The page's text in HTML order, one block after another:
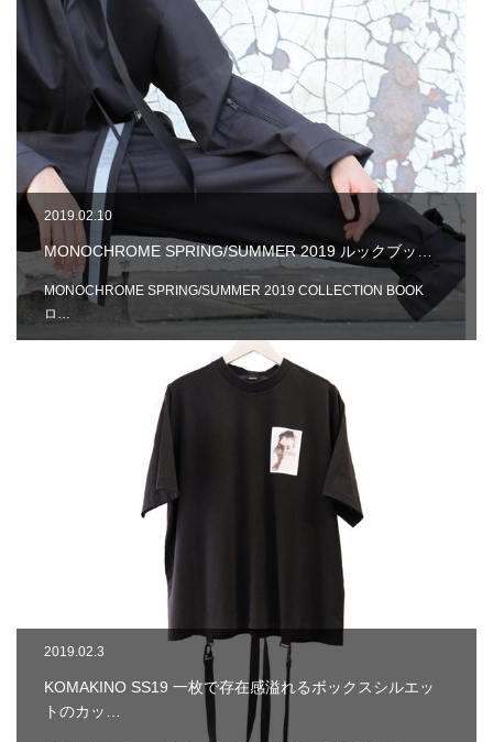
2019.02.10
MONOCHROME SPRING/SUMMER 2019 ルックブッ…
MONOCHROME SPRING/SUMMER 2019 COLLECTION BOOK
ロ…
2019.02.3
KOMAKINO SS19 一枚で存在感溢れるボックスシルエッ
トのカッ…